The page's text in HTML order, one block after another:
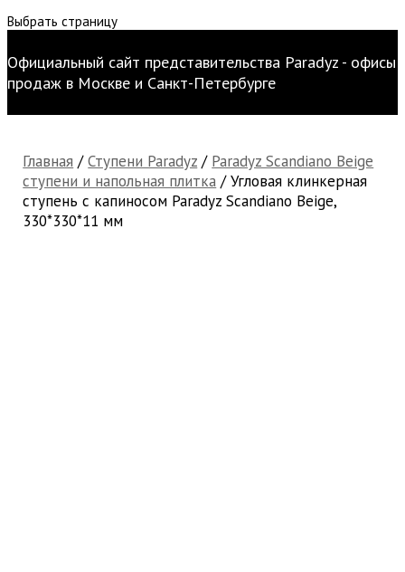
Выбрать страницу
Официальный сайт представительства Paradyz - офисы
продаж в Москве и Санкт-Петербурге
Главная /Ступени Paradyz / Paradyz Scandiano Beige
ступени и напольная плитка / Угловая клинкерная
ступень с капиносом Paradyz Scandiano Beige,
330*330*11 мм